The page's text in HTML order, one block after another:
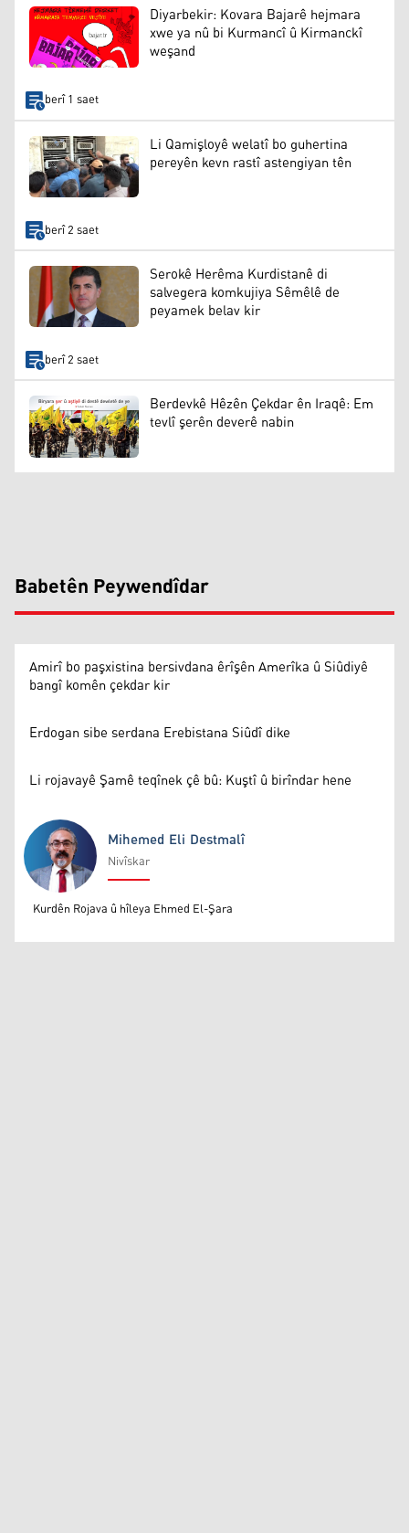
Diyarbekir: Kovara Bajarê hejmara
xwe ya nû bi Kurmancî û Kirmanckî
weşand
berî 1 saet
Li Qamişloyê welatî bo guhertina
pereyên kevn rastî astengiyan tên
berî 2 saet
Serokê Herêma Kurdistanê di
salvegera komkujiya Sêmêlê de
peyamek belav kir
berî 2 saet
Berdevkê Hêzên Çekdar ên Iraqê: Em
tevlî şerên deverê nabin
Babetên Peywendîdar
Amirî bo paşxistina bersivdana êrîşên Amerîka û Siûdiyê
bangî komên çekdar kir
Erdogan sibe serdana Erebistana Siûdî dike
Li rojavayê Şamê teqînek çê bû: Kuştî û birîndar hene
Mihemed Eli Destmalî
Mihemed Eli Destmalî
Nivîskar
Kurdên Rojava û hîleya Ehmed El-Şara